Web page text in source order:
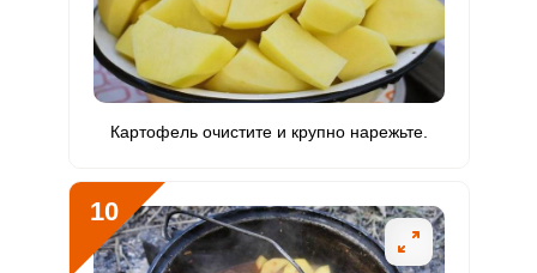
Картофель очистите и крупно нарежьте.
10